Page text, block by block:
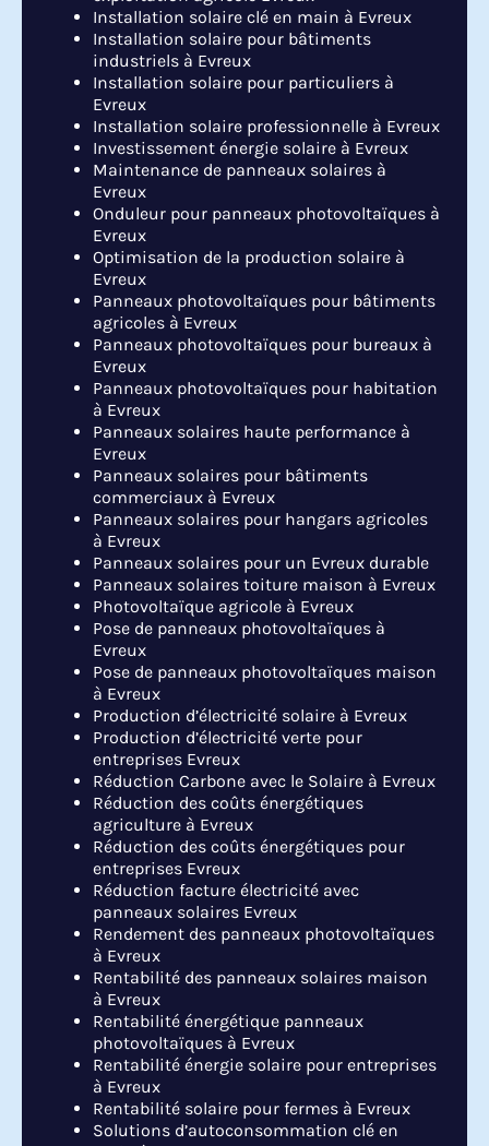
Installation solaire clé en main à Evreux
Installation solaire pour bâtiments
industriels à Evreux
Installation solaire pour particuliers à
Evreux
Installation solaire professionnelle à Evreux
Investissement énergie solaire à Evreux
Maintenance de panneaux solaires à
Evreux
Onduleur pour panneaux photovoltaïques à
Evreux
Optimisation de la production solaire à
Evreux
Panneaux photovoltaïques pour bâtiments
agricoles à Evreux
Panneaux photovoltaïques pour bureaux à
Evreux
Panneaux photovoltaïques pour habitation
à Evreux
Panneaux solaires haute performance à
Evreux
Panneaux solaires pour bâtiments
commerciaux à Evreux
Panneaux solaires pour hangars agricoles
à Evreux
Panneaux solaires pour un Evreux durable
Panneaux solaires toiture maison à Evreux
Photovoltaïque agricole à Evreux
Pose de panneaux photovoltaïques à
Evreux
Pose de panneaux photovoltaïques maison
à Evreux
Production d’électricité solaire à Evreux
Production d’électricité verte pour
entreprises Evreux
Réduction Carbone avec le Solaire à Evreux
Réduction des coûts énergétiques
agriculture à Evreux
Réduction des coûts énergétiques pour
entreprises Evreux
Réduction facture électricité avec
panneaux solaires Evreux
Rendement des panneaux photovoltaïques
à Evreux
Rentabilité des panneaux solaires maison
à Evreux
Rentabilité énergétique panneaux
photovoltaïques à Evreux
Rentabilité énergie solaire pour entreprises
à Evreux
Rentabilité solaire pour fermes à Evreux
Solutions d’autoconsommation clé en